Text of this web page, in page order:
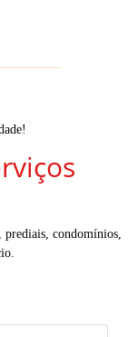
prediais, condomínios,